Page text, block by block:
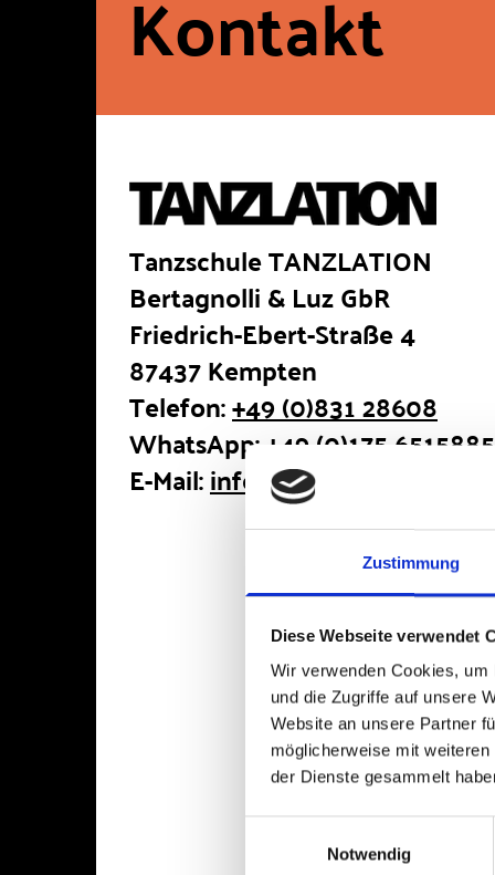
Zustimmung
Diese Webseite verwendet
Wir verwenden Cookies,
und die Zugriffe auf unsere
Website an unsere Partner
möglicherweise mit
der Dienste gesammelt
Notwendig
Kontakt
Tanzschule TANZLATION
Bertagnolli & Luz GbR
Friedrich-Ebert-Straße 4
87437 Kempten
Telefon:+49 (0)831 28608
WhatsApp: +49 (0)175 6515885
E-Mail:info@tanzlation.de